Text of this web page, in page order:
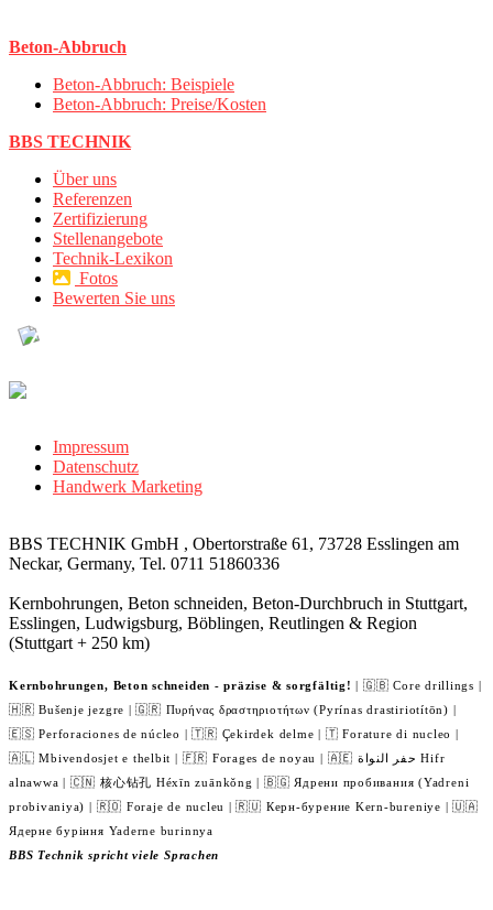
Beton-Abbruch
Beton-Abbruch: Beispiele
Beton-Abbruch: Preise/Kosten
BBS TECHNIK
Über uns
Referenzen
Zertifizierung
Stellenangebote
Technik-Lexikon
Fotos
Bewerten Sie uns
Impressum
Datenschutz
Handwerk Marketing
BBS TECHNIK GmbH , Obertorstraße 61, 73728 Esslingen am
Neckar, Germany, Tel. 0711 51860336
Kernbohrungen, Beton schneiden, Beton-Durchbruch in Stuttgart,
Esslingen, Ludwigsburg, Böblingen, Reutlingen & Region
(Stuttgart + 250 km)
Kernbohrungen, Beton schneiden - präzise & sorgfältig! | 🇬🇧 Core drillings |
🇭🇷 Bušenje jezgre | 🇬🇷 Πυρήνας δραστηριοτήτων (Pyrínas drastiriotítōn) |
🇪🇸 Perforaciones de núcleo | 🇹🇷 Çekirdek delme | 🇹 Forature di nucleo |
🇦🇱 Mbivendosjet e thelbit | 🇫🇷 Forages de noyau | 🇦🇪 حفر النواة Hifr
alnawwa | 🇨🇳 核心钻孔 Héxīn zuānkǒng | 🇧🇬 Ядрени пробивания (Yadreni
probivaniya) | 🇷🇴 Foraje de nucleu | 🇷🇺 Керн-бурение Kern-bureniye | 🇺🇦
Ядерне буріння Yaderne burinnya
BBS Technik spricht viele Sprachen